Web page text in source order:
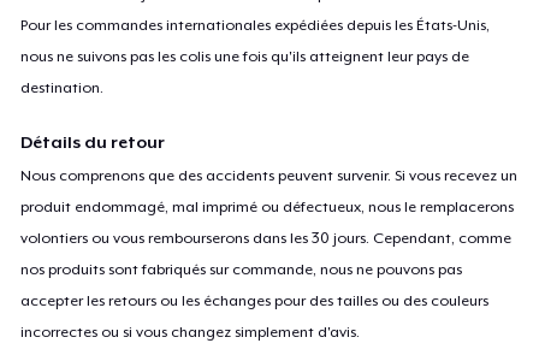
Pour les commandes internationales expédiées depuis les États-Unis,
nous ne suivons pas les colis une fois qu'ils atteignent leur pays de
destination.
Détails du retour
Nous comprenons que des accidents peuvent survenir. Si vous recevez un
produit endommagé, mal imprimé ou défectueux, nous le remplacerons
volontiers ou vous rembourserons dans les 30 jours. Cependant, comme
nos produits sont fabriqués sur commande, nous ne pouvons pas
accepter les retours ou les échanges pour des tailles ou des couleurs
incorrectes ou si vous changez simplement d'avis.